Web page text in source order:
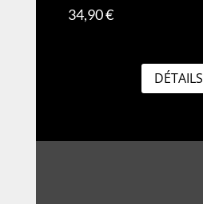
34,90€
DÉTAILS